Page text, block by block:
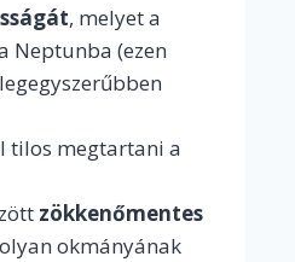
, melyet a
Neptunba (ezen
tilos megtartani a
zökkenőmentes
okmányának